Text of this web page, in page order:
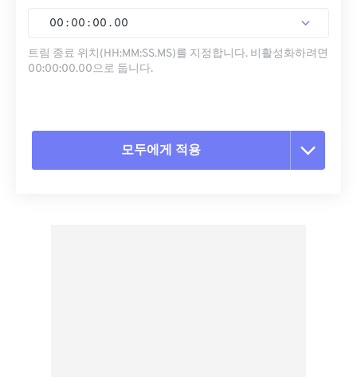
00 : 00 : 00 . 00
트림 종료 위치(HH:MM:SS.MS)를 지정합니다. 비활성화하려면
00:00:00.00으로 둡니다.
모두에게 적용